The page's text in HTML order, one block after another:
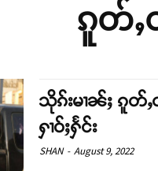
ၵူတ်ႇ
သိုၵ်းမၢၼ်ႈ ၵူတ်
ႁၢဝ်ႈႁႅင်း
SHAN - August 9, 2022